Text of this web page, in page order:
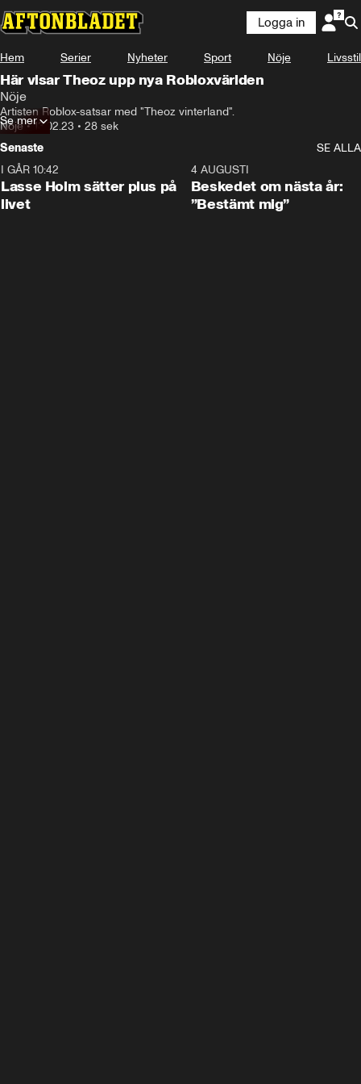
Logga in
Hem Serier Nyheter Sport Nöje Livsstil
Här visar Theoz upp nya Robloxvärlden
Nöje
Artisten Roblox-satsar med "Theoz vinterland".
Nöje•13.02.23 • 28 sek
Se mer
Senaste
SE ALLA
I GÅR 10:42
Lasse Holm sätter plus på
livet
4 AUGUSTI
Beskedet om nästa år:
”Bestämt mig”